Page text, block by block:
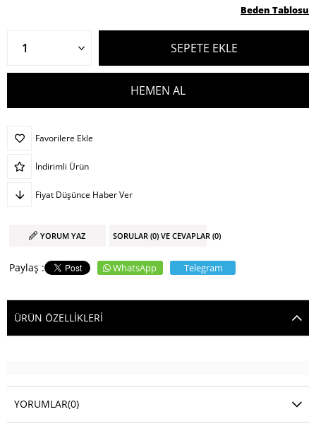
Beden Tablosu
Favorilere Ekle
İndirimli Ürün
Fiyat Düşünce Haber Ver
YORUM YAZ SORULAR (0) VE CEVAPLAR (0)
WhatsApp Telegram
ÜRÜN ÖZELLIKLERI
YORUMLAR(0)